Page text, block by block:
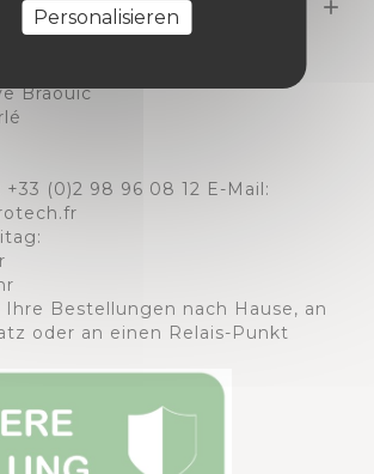

Braouic
+33 (0)2 98 96 08 12 E-Mail:
Ihre Bestellungen nach Hause, an
oder an einen Relais-Punkt
Personalisieren